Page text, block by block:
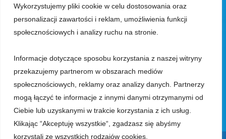
Wykorzystujemy pliki cookie w celu dostosowania oraz
personalizacji zawartości i reklam, umożliwienia funkcji
społecznościowych i analizy ruchu na stronie.
Informacje dotyczące sposobu korzystania z naszej witryny
przekazujemy partnerom w obszarach mediów
społecznościowych, reklamy oraz analizy danych. Partnerzy
mogą łączyć te informacje z innymi danymi otrzymanymi od
Ciebie lub uzyskanymi w trakcie korzystania z ich usług.
Klikając “Akceptuję wszystkie“, zgadzasz się abyśmy
korzystali ze wszystkich rodzajów cookies.
tel.:+48 58 555 85 23
Park Wodny Sopot Spółka z ograniczoną odpowiedzialnością z siedzibą
w Sopocie, 81-713, przy ul. Zamkowa Góra 5, wpisana do rejestru
przedsiębiorców prowadzonego przez Sąd Rejonowy Gdańsk-Północ, VIII
Wydział Gospodarczy Krajowego Rejestru Sądowego, pod numerem KRS
0000018353, z kapitałem zakładowym w wysokości 23.950.000 zł,
posiadająca numer NIP 585-13-53-942, REGON 191828357.